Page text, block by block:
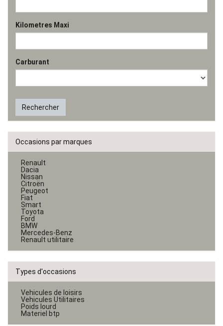
Kilometres Maxi
Carburant
Rechercher
Occasions par marques
Renault
Dacia
Nissan
Citroën
Peugeot
Fiat
Smart
Toyota
Ford
BMW
Mercedes-Benz
Renault utilitaire
Types d'occasions
Vehicules de loisirs
Vehicules Utilitaires
Poids lourd
Materiel btp